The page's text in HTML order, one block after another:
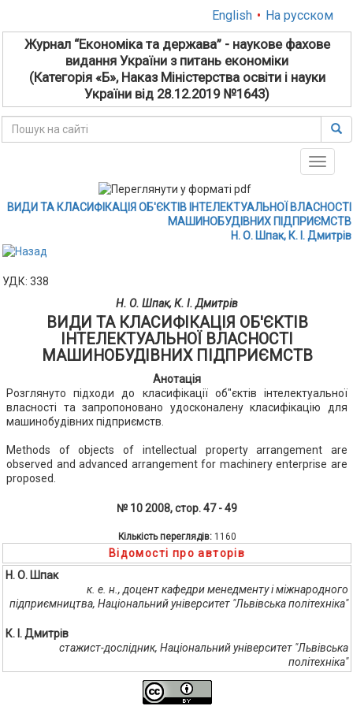
English • На русском
Журнал “Економіка та держава” - наукове фахове
видання України з питань економіки
(Категорія «Б», Наказ Міністерства освіти і науки
України від 28.12.2019 №1643)
Toggle
ВИДИ ТА КЛАСИФІКАЦІЯ ОБ'ЄКТІВ ІНТЕЛЕКТУАЛЬНОЇ ВЛАСНОСТІ
МАШИНОБУДІВНИХ ПІДПРИЄМСТВ
Н. О. Шпак, К. І. Дмитрів
УДК: 338
Н. О. Шпак, К. І. Дмитрів
ВИДИ ТА КЛАСИФІКАЦІЯ ОБ'ЄКТІВ
ІНТЕЛЕКТУАЛЬНОЇ ВЛАСНОСТІ
МАШИНОБУДІВНИХ ПІДПРИЄМСТВ
Анотація
Розглянуто підходи до класифікації об"єктів інтелектуальної
власності та запропоновано удосконалену класифікацію для
машинобудівних підприємств.
Methods of objects of intellectual property arrangement are
observed and advanced arrangement for machinery enterprise are
proposed.
№ 10 2008, стор. 47 - 49
Кількість переглядів: 1160
Відомості про авторів
Н. О. Шпак
к. е. н., доцент кафедри менедменту і міжнародного
підприємництва, Національний університет "Львівська політехніка"
К. І. Дмитрів
стажист-дослідник, Національний університет "Львівська
політехніка"